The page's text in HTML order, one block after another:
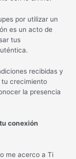
por utilizar un
es un acto de
tus
recibidas y
tu crecimiento
la presencia
conexión
me acerco a Ti